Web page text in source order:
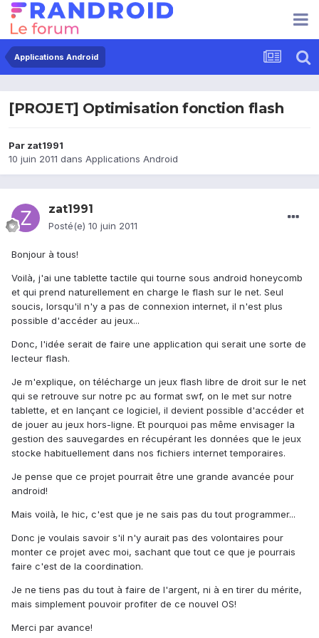
Applications Android
[PROJET] Optimisation fonction flash
Par zat1991
10 juin 2011 dans Applications Android
zat1991
Posté(e) 10 juin 2011
Bonjour à tous!
Voilà, j'ai une tablette tactile qui tourne sous android honeycomb
et qui prend naturellement en charge le flash sur le net. Seul
soucis, lorsqu'il n'y a pas de connexion internet, il n'est plus
possible d'accéder au jeux...
Donc, l'idée serait de faire une application qui serait une sorte de
lecteur flash.
Je m'explique, on télécharge un jeux flash libre de droit sur le net
qui se retrouve sur notre pc au format swf, on le met sur notre
tablette, et en lançant ce logiciel, il devient possible d'accéder et
de jouer au jeux hors-ligne. Et pourquoi pas même envisager la
gestion des sauvegardes en récupérant les données que le jeux
stocke habituellement dans nos fichiers internet temporaires.
Je pense que ce projet pourrait être une grande avancée pour
android!
Mais voilà, le hic, c'est que je ne sais pas du tout programmer...
Donc je voulais savoir s'il n'y aurait pas des volontaires pour
monter ce projet avec moi, sachant que tout ce que je pourrais
faire c'est de la coordination.
Je ne tiens pas du tout à faire de l'argent, ni à en tirer du mérite,
mais simplement pouvoir profiter de ce nouvel OS!
Merci par avance!